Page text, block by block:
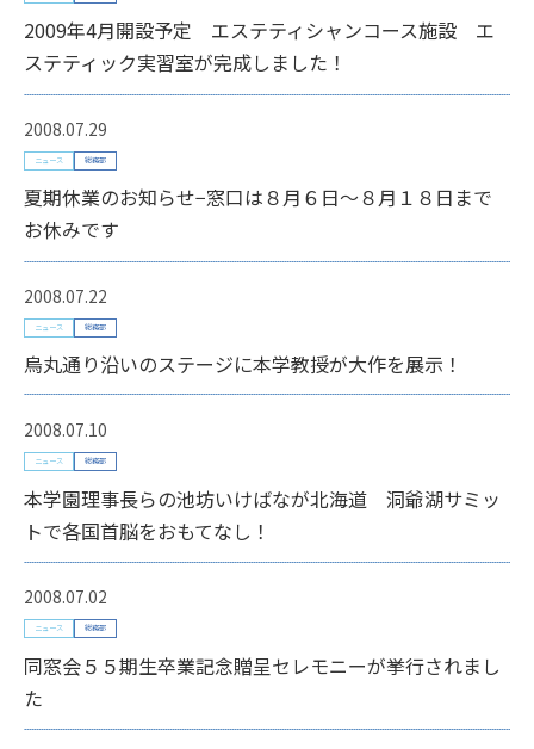
2009年4月開設予定 エステティシャンコース施設 エ
ステティック実習室が完成しました！
2008.07.29
ニュース 総務部
夏期休業のお知らせ−窓口は８月６日〜８月１８日まで
お休みです
2008.07.22
ニュース 総務部
烏丸通り沿いのステージに本学教授が大作を展示！
2008.07.10
ニュース 総務部
本学園理事長らの池坊いけばなが北海道 洞爺湖サミッ
トで各国首脳をおもてなし！
2008.07.02
ニュース 総務部
同窓会５５期生卒業記念贈呈セレモニーが挙行されまし
た